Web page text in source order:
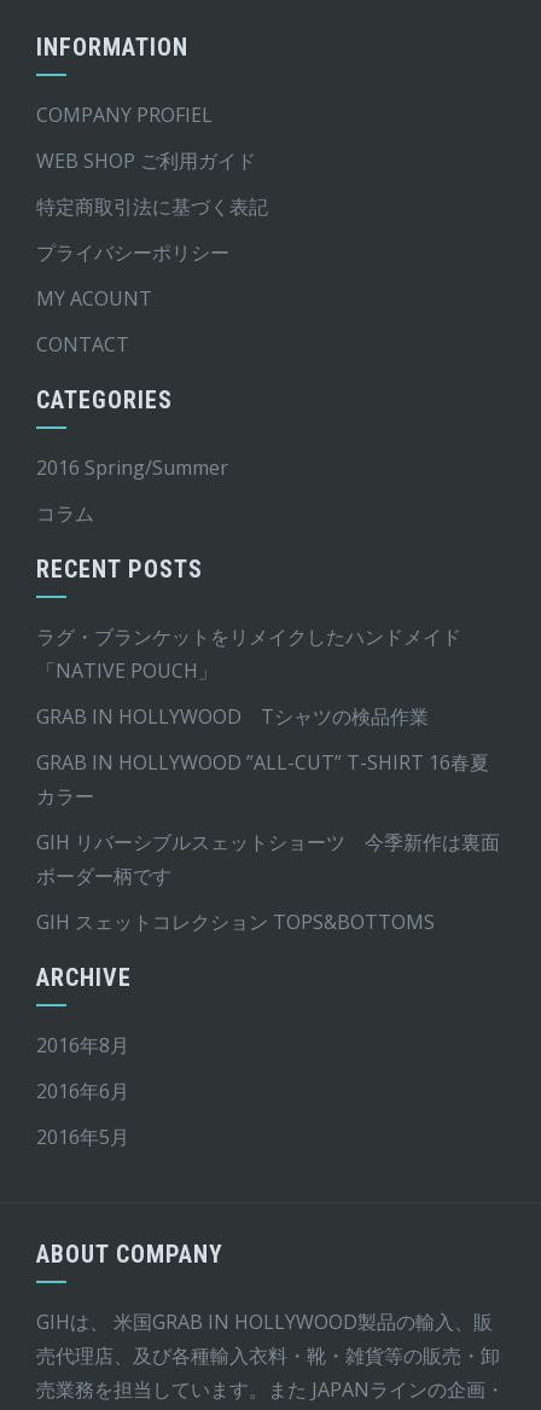
INFORMATION
COMPANY PROFIEL
WEB SHOP ご利用ガイド
特定商取引法に基づく表記
プライバシーポリシー
MY ACOUNT
CONTACT
CATEGORIES
2016 Spring/Summer
コラム
RECENT POSTS
ラグ・ブランケットをリメイクしたハンドメイド
「NATIVE POUCH」
GRAB IN HOLLYWOOD Tシャツの検品作業
GRAB IN HOLLYWOOD ”ALL-CUT” T-SHIRT 16春夏
カラー
GIH リバーシブルスェットショーツ 今季新作は裏面
ボーダー柄です
GIH スェットコレクション TOPS&BOTTOMS
ARCHIVE
2016年8月
2016年6月
2016年5月
ABOUT COMPANY
GIHは、 米国GRAB IN HOLLYWOOD製品の輸入、販
売代理店、及び各種輸入衣料・靴・雑貨等の販売・卸
売業務を担当しています。また JAPANラインの企画・